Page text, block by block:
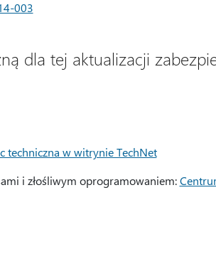
003
dla tej aktualizacji
techniczna w witrynie TechNet
i złośliwym oprogramowaniem: